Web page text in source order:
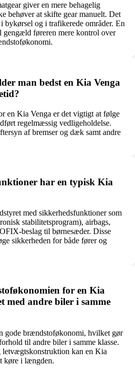
giver en mere behagelig
behøver at skifte gear manuelt. Det
og i trafikerede områder. En
gengæld føreren mere kontrol over
man bedst en Kia Venga
en Kia Venga er det vigtigt at følge
regelmæssig vedligeholdelse.
af bremser og dæk samt andre
har en typisk Kia
med sikkerhedsfunktioner som
stabilitetsprogram), airbags,
beslag til børnesæder. Disse
sikkerheden for både fører og
for en Kia
med andre biler i samme
gode brændstoføkonomi, hvilket gør
til andre biler i samme klasse.
kan en Kia
køre i længden.